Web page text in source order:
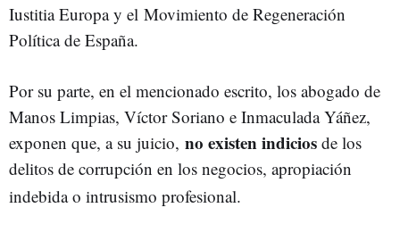
Iustitia Europa y el Movimiento de Regeneración
Política de España.
Por su parte, en el mencionado escrito, los abogado de
Manos Limpias, Víctor Soriano e Inmaculada Yáñez,
exponen que, a su juicio, no existen indicios de los
delitos de corrupción en los negocios, apropiación
indebida o intrusismo profesional.